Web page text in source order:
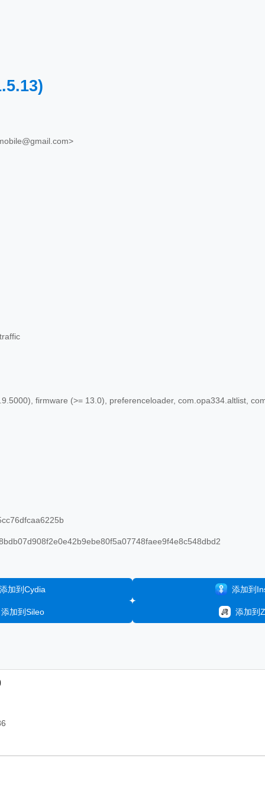
firmware (>= 13.0), preferenceloader, com.opa334.altlist,
添加到Cydia 添加到
添加到Sileo 添加到